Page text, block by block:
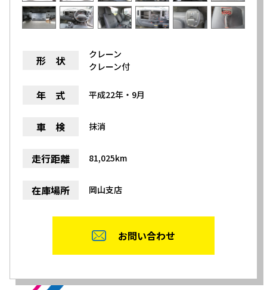
形 状
クレーン
クレーン付
年 式 平成22年・9月
車 検 抹消
走行距離 81,025km
在庫場所 岡山支店
お問い合わせ